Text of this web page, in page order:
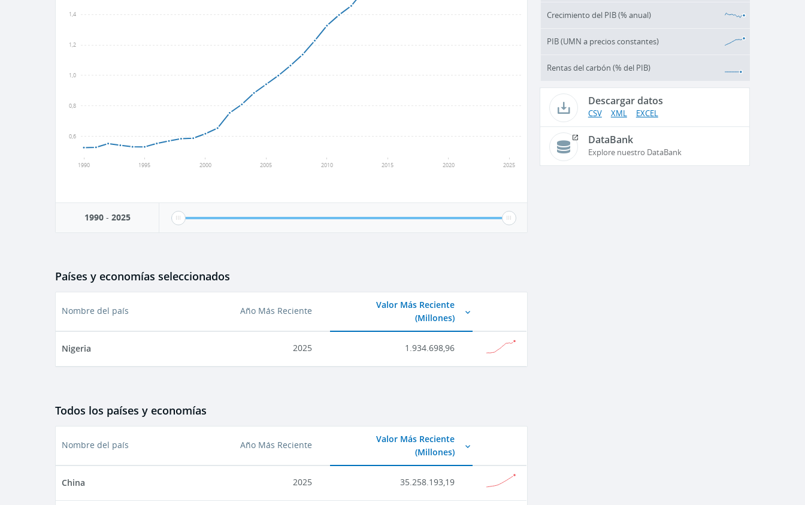
1990 1995 2000 2005 2010 2015 2020 2025
0,6
0,8
1,0
1,2
1,4
1990- 2025
Crecimiento del PIB (% anual)
PIB (UMN a precios constantes)
Rentas del carbón (% del PIB)
Descargar datos
CSV XML EXCEL
DataBank
Explore nuestro DataBank
Países y economías seleccionados
Nombre del país Año Más Reciente
Valor Más Reciente
(Millones)
Nigeria 2025 1.934.698,96
Todos los países y economías
Nombre del país Año Más Reciente
Valor Más Reciente
(Millones)
China 2025 35.258.193,19